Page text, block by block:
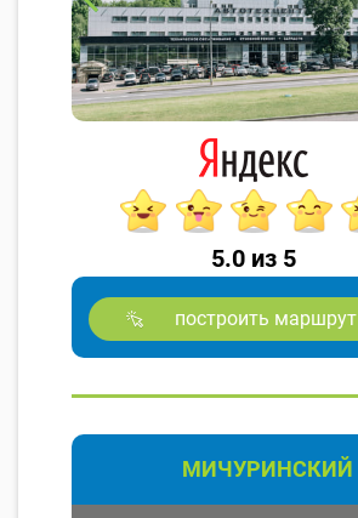
5.0 из 5
построить маршрут
МИЧУРИНСКИЙ